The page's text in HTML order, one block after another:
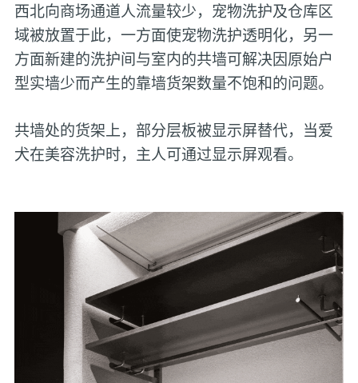
西北向商场通道人流量较少，宠物洗护及仓库区
域被放置于此，一方面使宠物洗护透明化，另一
方面新建的洗护间与室内的共墙可解决因原始户
型实墙少而产生的靠墙货架数量不饱和的问题。
共墙处的货架上，部分层板被显示屏替代，当爱
犬在美容洗护时，主人可通过显示屏观看。